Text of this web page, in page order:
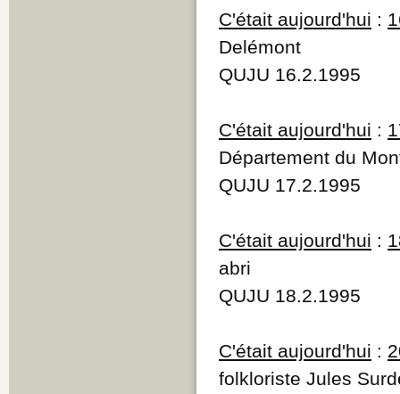
C'était aujourd'hui :
Delémont
QUJU 16.2.1995
C'était aujourd'hui :
Département du
QUJU 17.2.1995
C'était aujourd'hui :
abri
QUJU 18.2.1995
C'était aujourd'hui :
folkloriste Jules